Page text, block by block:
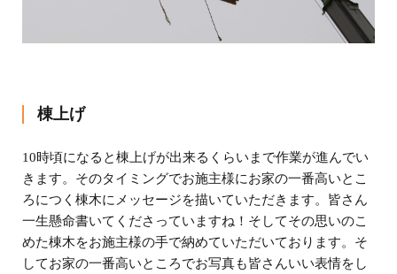
棟上げ
10時頃になると棟上げが出来るくらいまで作業が進んでい
きます。そのタイミングでお施主様にお家の一番高いとこ
ろにつく棟木にメッセージを描いていただきます。皆さん
一生懸命書いてくださっていますね！そしてその思いのこ
めた棟木をお施主様の手で納めていただいております。そ
してお家の一番高いところでお写真も皆さんいい表情をし